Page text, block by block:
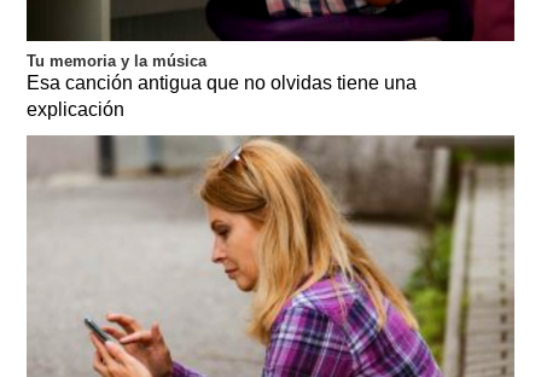
Tu memoria y la música
Esa canción antigua que no olvidas tiene una
explicación